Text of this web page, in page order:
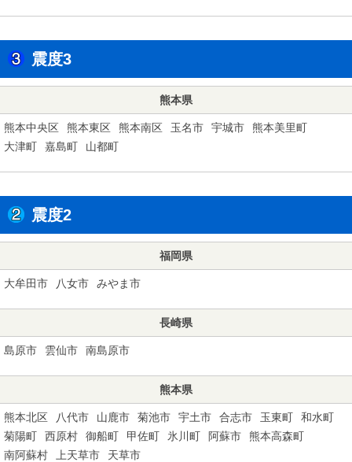
震度3
熊本県
熊本中央区 熊本東区 熊本南区 玉名市 宇城市
熊本美里町
大津町
嘉島町 山都町
震度2
福岡県
大牟田市 八女市 みやま市
長崎県
島原市 雲仙市 南島原市
熊本県
熊本北区 八代市 山鹿市 菊池市 宇土市 合志市 玉東町
和水町
菊陽町
西原村 御船町 甲佐町 氷川町 阿蘇市
熊本高森町
南阿蘇村
上天草市 天草市